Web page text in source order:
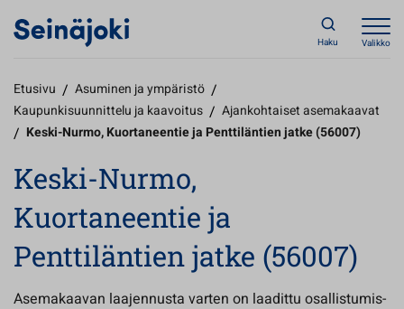
Haku Valikko
Etusivu / Asuminen ja ympäristö /
Kaupunkisuunnittelu ja kaavoitus / Ajankohtaiset asemakaavat
/ Keski-Nurmo, Kuortaneentie ja Penttiläntien jatke (56007)
Keski-Nurmo,
Kuortaneentie ja
Penttiläntien jatke (56007)
Asemakaavan laajennusta varten on laadittu osallistumis-